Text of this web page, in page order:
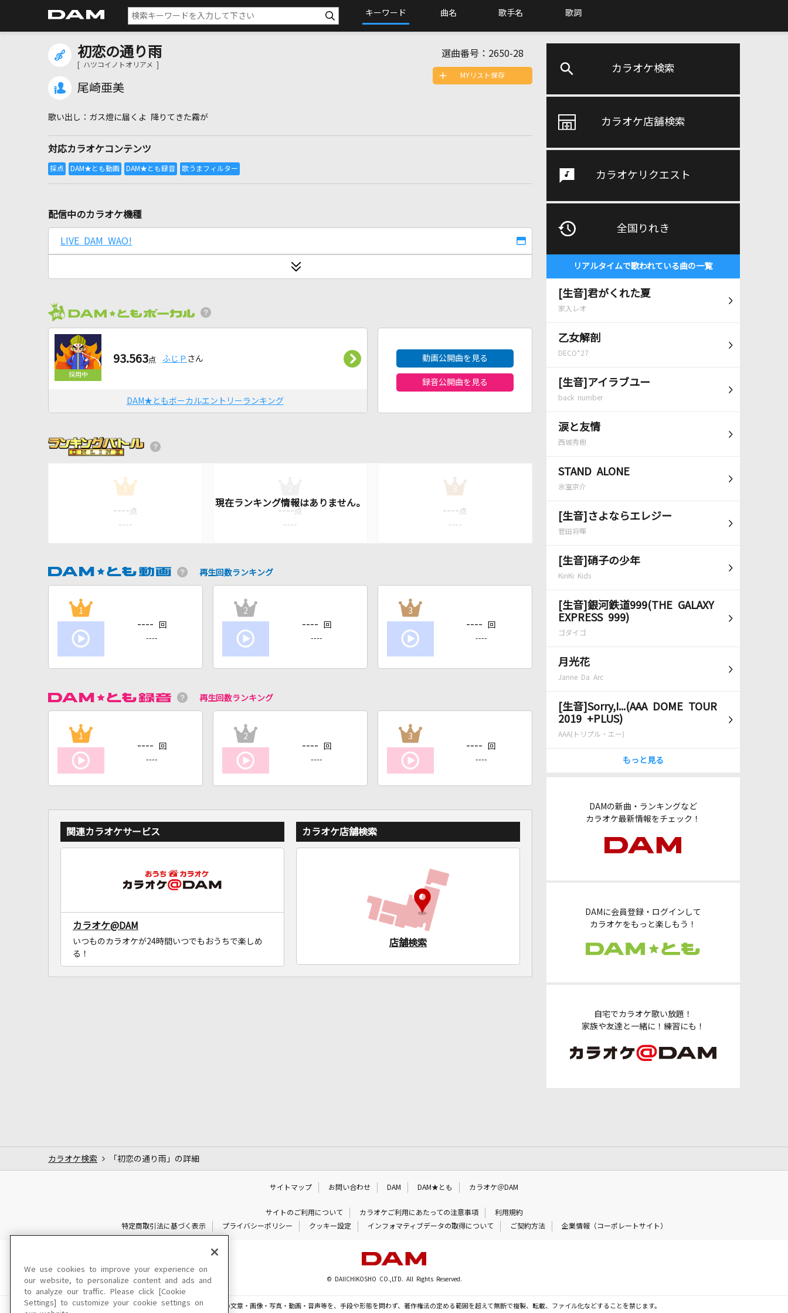
キーワード 曲名 歌手名 歌詞
カラオケ検索
カラオケ店舗検索
カラオケリクエスト
全国りれき
リアルタイムで歌われている曲の一覧
[生音]君がくれた夏
家入レオ
乙女解剖
DECO*27
[生音]アイラブユー
back number
涙と友情
西城秀樹
STAND ALONE
氷室京介
[生音]さよならエレジー
菅田将暉
[生音]硝子の少年
KinKi Kids
[生音]銀河鉄道999(THE GALAXY
EXPRESS 999)
ゴダイゴ
月光花
Janne Da Arc
[生音]Sorry,I...(AAA DOME TOUR
2019 +PLUS)
AAA(トリプル・エー)
もっと見る
DAMの新曲・ランキングなど
カラオケ最新情報をチェック！
DAMに会員登録・ログインして
カラオケをもっと楽しもう！
自宅でカラオケ歌い放題！
家族や友達と一緒に！練習にも！
初恋の通り雨
[ ハツコイノトオリアメ ]
尾崎亜美
選曲番号： 2650-28
ガス燈に届くよ 降りてきた霧が
対応カラオケコンテンツ
MYリスト保存
配信中のカラオケ機種
LIVE DAM WAO!
93.563点 ふじＰ さん
DAM★ともボーカルエントリーランキング
動画公開曲を見る
録音公開曲を見る
1
---- 点
----
---- 点
----
3
---- 点
----
再生回数ランキング
1
---- 回
----
2
---- 回
----
3
---- 回
----
再生回数ランキング
1
---- 回
----
2
---- 回
----
3
---- 回
----
関連カラオケサービス
カラオケ@DAM
いつものカラオケが24時間いつでもおうちで楽しめ
る！
カラオケ店舗検索
店舗検索
カラオケ検索 「初恋の通り雨」の詳細
サイトマップ お問い合わせ DAM DAM★とも カラオケ＠DAM
サイトのご利用について カラオケご利用にあたっての注意事項
利用規約
特定商取引法に基づく表示
プライバシーポリシー クッキー設定 インフォマティブデータの取得について ご契約方法 企業情報（コーポレートサイト）
© DAIICHIKOSHO CO.,LTD. All Rights Reserved.
このサイトに掲載されている一切の文章・画像・写真・動画・音声等を、手段や形態を問わず、著作権法の定める範囲を超えて無断で複製、転載、ファイル化などすることを禁じます。
We use cookies to improve your experience on
our website, to personalize content and ads and
to analyze our traffic. Please click [Cookie
Settings] to customize your cookie settings on